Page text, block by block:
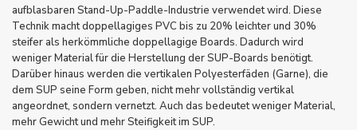
aufblasbaren Stand-Up-Paddle-Industrie verwendet wird. Diese
Technik macht doppellagiges PVC bis zu 20% leichter und 30%
steifer als herkömmliche doppellagige Boards. Dadurch wird
weniger Material für die Herstellung der SUP-Boards benötigt.
Darüber hinaus werden die vertikalen Polyesterfäden (Garne), die
dem SUP seine Form geben, nicht mehr vollständig vertikal
angeordnet, sondern vernetzt. Auch das bedeutet weniger Material,
mehr Gewicht und mehr Steifigkeit im SUP.